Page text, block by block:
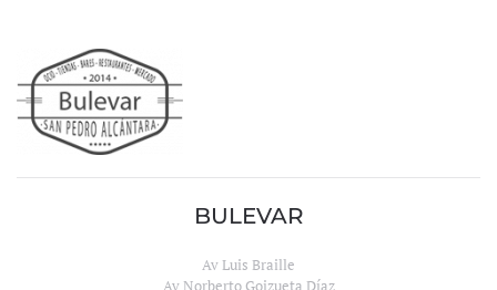
BULEVAR
Av Luis Braille
Av Norberto Goizueta Díaz